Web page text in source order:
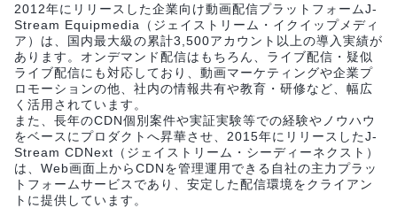
2012年にリリースした企業向け動画配信プラットフォームJ-
Stream Equipmedia（ジェイストリーム・イクイップメディ
ア）は、国内最大級の累計3,500アカウント以上の導入実績が
あります。オンデマンド配信はもちろん、ライブ配信・疑似
ライブ配信にも対応しており、動画マーケティングや企業プ
ロモーションの他、社内の情報共有や教育・研修など、幅広
く活用されています。
また、長年のCDN個別案件や実証実験等での経験やノウハウ
をベースにプロダクトへ昇華させ、2015年にリリースしたJ-
Stream CDNext（ジェイストリーム・シーディーネクスト）
は、Web画面上からCDNを管理運用できる自社の主力プラッ
トフォームサービスであり、安定した配信環境をクライアン
トに提供しています。